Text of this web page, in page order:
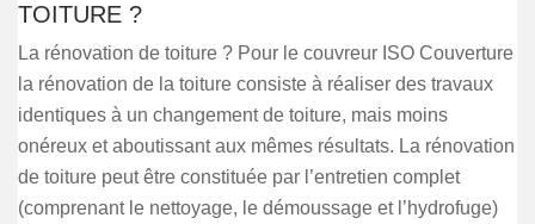
TOITURE ?
La rénovation de toiture ? Pour le couvreur ISO Couverture
la rénovation de la toiture consiste à réaliser des travaux
identiques à un changement de toiture, mais moins
onéreux et aboutissant aux mêmes résultats. La rénovation
de toiture peut être constituée par l’entretien complet
(comprenant le nettoyage, le démoussage et l’hydrofuge)